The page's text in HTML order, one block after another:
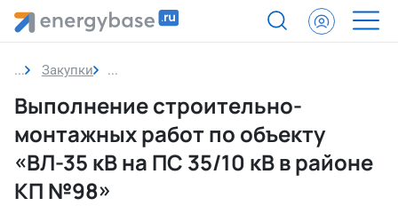
Закупки Закупка
Выполнение строительно-
монтажных работ по объекту
«ВЛ-35 кВ на ПС 35/10 кВ в районе
КП №98»